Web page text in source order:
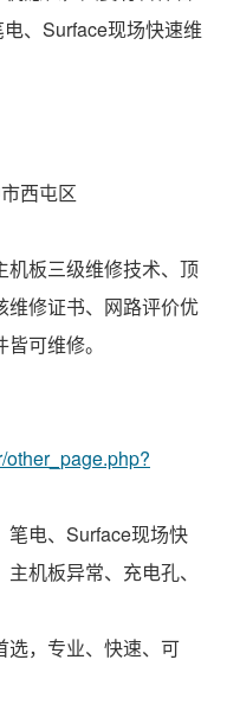
、Surface现场快速维
西屯区
机板三级维修技术、顶
维修证书、网路评价优
可维修。
other_page.php?
笔电、Surface现场快
机板异常、充电孔、
选，专业、快速、可